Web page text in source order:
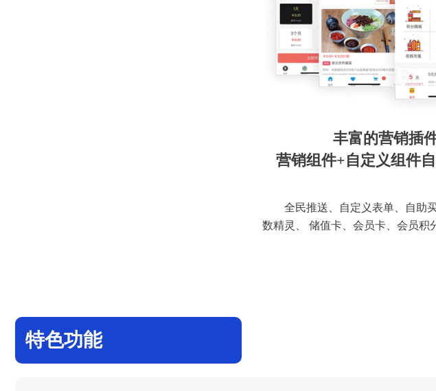
丰富的营销插
营销组件+自定义组件
全民推送、自定义表单、自助
数精灵、 储值卡、会员卡、会员积
特色功能